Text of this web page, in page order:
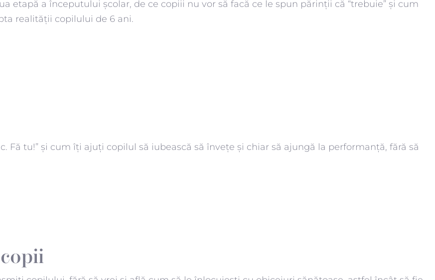
etapă a începutului școlar, de ce copiii nu vor să facă ce le spun părinții că “trebuie” și cum
realității copilului de 6 ani.
Fă tu!” și cum îți ajuți copilul să iubească să învețe și chiar să ajungă la performanță, fără să